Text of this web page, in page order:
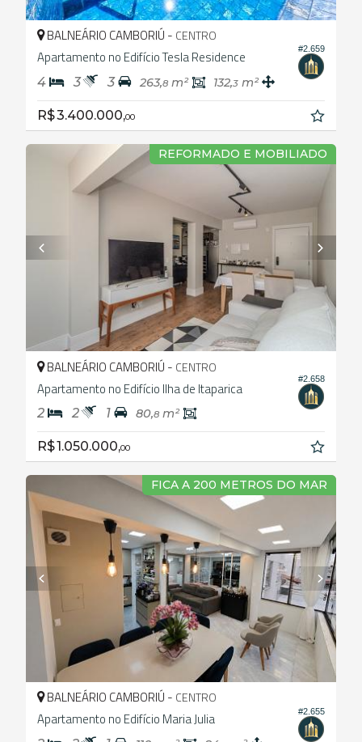
#2.659
BALNEÁRIO CAMBORIÚ - CENTRO
Apartamento no Edifício Tesla Residence
4 3 3 263,8 m² 132,3 m²
R$ 3.400.000,00
REFORMADO E MOBILIADO
#2.658
BALNEÁRIO CAMBORIÚ - CENTRO
Apartamento no Edifício Ilha de Itaparica
2 2 1 80,8 m²
R$ 1.050.000,00
FICA A 200 METROS DO MAR
#2.655
BALNEÁRIO CAMBORIÚ - CENTRO
Apartamento no Edifício Maria Julia